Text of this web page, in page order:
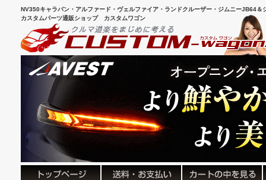
NV350キャラバン・アルファード・ヴェルファイア・ランドクルーザー・ジムニーJB64
カスタムパーツ通販ショップ カスタムワゴン